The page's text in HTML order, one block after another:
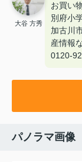
大谷 方秀
お買い
別府小
加古川
産情報
0120-
パノラマ画像